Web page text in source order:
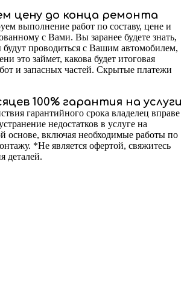
цену до конца ремонта
выполнение работ по составу, цене и
с Вами. Вы заранее будете знать,
будут проводиться с Вашим автомобилем,
это займет, какова будет итоговая
и запасных частей. Скрытые платежи
100% гарантия на услуги
гарантийного срока владелец вправе
недостатков в услуге на
основе, включая необходимые работы по
*Не является офертой, свяжитесь
деталей.